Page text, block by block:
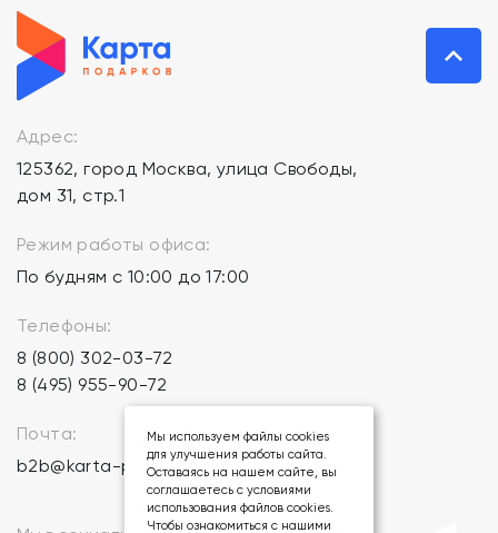
Адрес:
125362, город Москва, улица Свободы,
дом 31, стр.1
Режим работы офиса:
По будням с 10:00 до 17:00
Телефоны:
8 (800) 302-03-72
8 (495) 955-90-72
Почта:
b2b@karta-podarkov.ru
Мы используем файлы cookies
для улучшения работы сайта.
Оставаясь на нашем сайте, вы
соглашаетесь с условиями
использования файлов cookies.
Чтобы ознакомиться с нашими